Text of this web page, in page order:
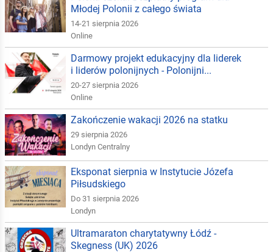
Młodej Polonii z całego świata
14-21 sierpnia 2026
Online
Darmowy projekt edukacyjny dla liderek
i liderów polonijnych - Polonijni...
20-27 sierpnia 2026
Online
Zakończenie wakacji 2026 na statku
29 sierpnia 2026
Londyn Centralny
Eksponat sierpnia w Instytucie Józefa
Piłsudskiego
Do 31 sierpnia 2026
Londyn
Ultramaraton charytatywny Łódź -
Skegness (UK) 2026